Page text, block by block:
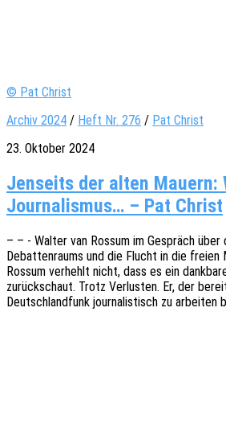
© Pat Christ
Archiv 2024 / Heft Nr. 276 / Pat Christ
23. Oktober 2024
Jenseits der alten Mauern:
Journalismus… – Pat Christ
– – - Walter van Rossum im Gespräch über
Debat­ten­raums und die Flucht in die freien
Rossum verhehlt nicht, dass es ein
zurück­schaut. Trotz Verlus­ten. Er, der
Deutsch­land­funk jour­na­lis­tisch zu arbei­ten